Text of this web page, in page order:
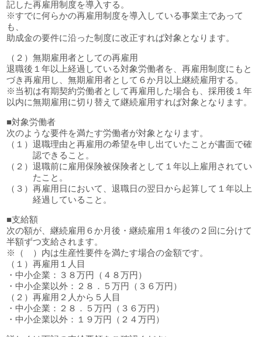
記した再雇用制度を導入する。
※すでに何らかの再雇用制度を導入している事業主であって
も、
助成金の要件に沿った制度に改正すれば対象となります。
（２）無期雇用者としての再雇用
退職後１年以上経過している対象労働者を、再雇用制度にもと
づき再雇用し、無期雇用者として６か月以上継続雇用する。
※当初は有期契約労働者として再雇用した場合も、採用後１年
以内に無期雇用に切り替えて継続雇用すれば対象となります。
■対象労働者
次のような要件を満たす労働者が対象となります。
（１）退職理由と再雇用の希望を申し出ていたことが書面で確
認できること。
（２）退職前に雇用保険被保険者として１年以上雇用されてい
たこと。
（３）再雇用日において、退職日の翌日から起算して１年以上
経過していること。
■支給額
次の額が、継続雇用６か月後・継続雇用１年後の２回に分けて
半額ずつ支給されます。
※（ ）内は生産性要件を満たす場合の金額です。
（１）再雇用１人目
・中小企業：３８万円（４８万円）
・中小企業以外：２８．５万円（３６万円）
（２）再雇用２人から５人目
・中小企業：２８．５万円（３６万円）
・中小企業以外：１９万円（２４万円）